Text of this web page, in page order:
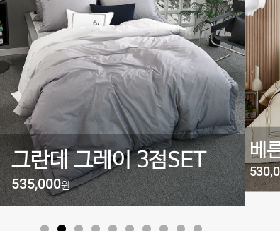
베른 베이지 3점SET
530,000원
아